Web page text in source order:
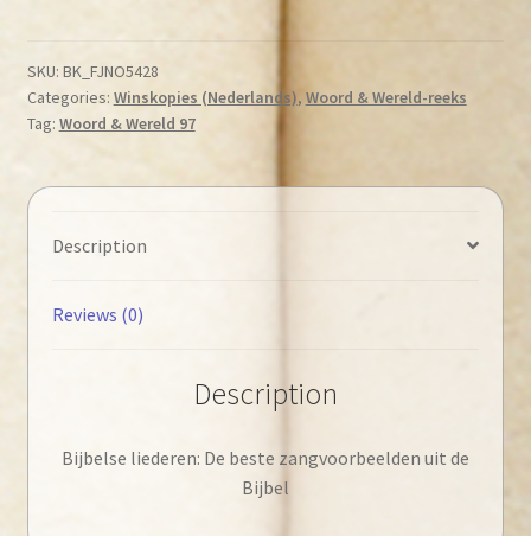
Bijbelse
liederen:
De
zangvoorbeelden
quantity
SKU: BK_FJNO5428
Categories: Winskopies (Nederlands), Woord & Wereld-reeks
Tag: Woord & Wereld 97
Description
Reviews (0)
Description
Bijbelse liederen: De beste zangvoorbeelden uit de
Bijbel